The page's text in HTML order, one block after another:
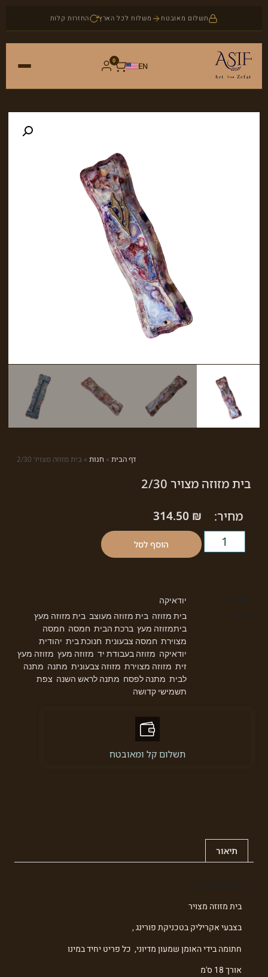
תשלום מאובטח משלוח לכל הארץ החזרות קלות
EN
0
דף הבית » חנות » בית מזוזה מצויר 2/30
בית מזוזה מצויר 2/30
מחיר:
314.50 ₪
הוסף לסל
יודאיקה
בית מזוזה בית מזוזה מעוצב בית מזוזה מעץ
ביתמזוזה מעץ ברכת הבית חמסה חמסה
מצוירת חמסה צבעונית חנוכת בית יהודית
יודאיקה מזוזה בעבודת יד מזוזה מעץ מזוזה מעץ
זית מזוזה מצוירת מזוזה צבעונית מתנה מתנה
לבית מתנה לפסח מתנה לראש השנה צפת
תשמישי קדושה
תשלום קל ומאובטח
תיאור
בית מזוזה מצויר
בצבעי אקריליק בטכניקת פורינג ,
חתומה בידי האומן שמעון מדיוני, כל פריט יחיד במינו
אורך 18 ס'מ